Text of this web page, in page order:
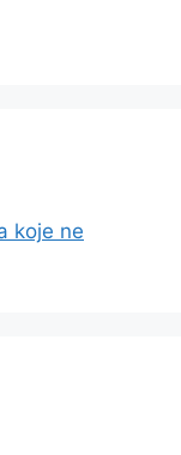
koje ne